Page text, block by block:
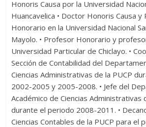
Honoris Causa por la Universidad
Huancavelica • Doctor Honoris Causa
Honorario en la Universidad Nacional
Mayolo. • Profesor Honorario y
Universidad Particular de Chiclayo. •
Sección de Contabilidad del
Ciencias Administrativas de la PUCP
2002-2005 y 2005-2008. • Jefe del
Académico de Ciencias Administrativas
durante el periodo 2008-2011. •
Ciencias Contables de la PUCP para el